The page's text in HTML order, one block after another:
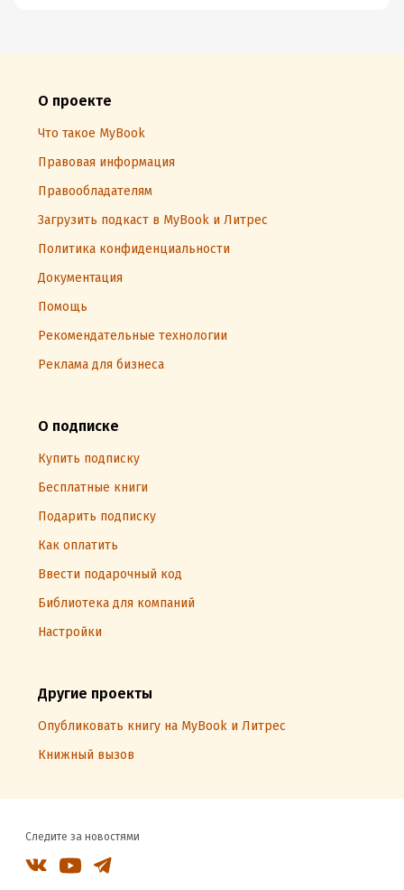
О проекте
Что такое MyBook
Правовая информация
Правообладателям
Загрузить подкаст в MyBook и Литрес
Политика конфиденциальности
Документация
Помощь
Рекомендательные технологии
Реклама для бизнеса
О подписке
Купить подписку
Бесплатные книги
Подарить подписку
Как оплатить
Ввести подарочный код
Библиотека для компаний
Настройки
Другие проекты
Опубликовать книгу на MyBook и Литрес
Книжный вызов
Следите за новостями